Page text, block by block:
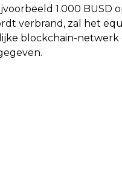
1.000 BUSD
verbrand, zal het
blockchain-netwerk